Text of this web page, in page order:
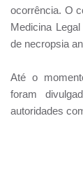
ocorrência. O
Medicina
de necropsia
Até o
foram
autoridades